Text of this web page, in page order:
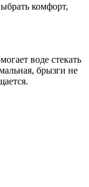
комфорт,
воде стекать
брызги не